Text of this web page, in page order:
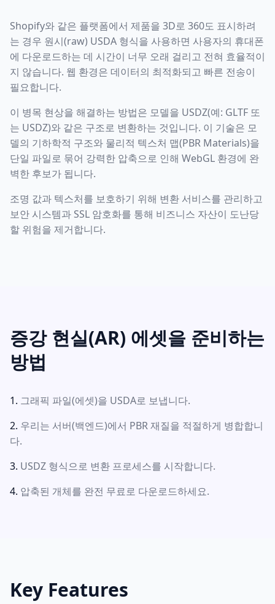
Shopify와 같은 플랫폼에서 제품을 3D로 360도 표시하려
는 경우 원시(raw) USDA 형식을 사용하면 사용자의 휴대폰
에 다운로드하는 데 시간이 너무 오래 걸리고 전혀 효율적이
지 않습니다. 웹 환경은 데이터의 최적화되고 빠른 전송이
필요합니다.
이 병목 현상을 해결하는 방법은 모델을 USDZ(예: GLTF 또
는 USDZ)와 같은 구조로 변환하는 것입니다. 이 기술은 모
델의 기하학적 구조와 물리적 텍스처 맵(PBR Materials)을
단일 파일로 묶어 강력한 압축으로 인해 WebGL 환경에 완
벽한 후보가 됩니다.
조명 값과 텍스처를 보호하기 위해 변환 서비스를 관리하고
보안 시스템과 SSL 암호화를 통해 비즈니스 자산이 도난당
할 위험을 제거합니다.
증강 현실(AR) 에셋을 준비하는
방법
그래픽 파일(에셋)을 USDA로 보냅니다.
우리는 서버(백엔드)에서 PBR 재질을 적절하게 병합합니
다.
USDZ 형식으로 변환 프로세스를 시작합니다.
압축된 개체를 완전 무료로 다운로드하세요.
Key Features